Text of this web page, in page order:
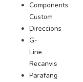
Components
Custom
Direccions
G-
Line
Recanvis
Parafang